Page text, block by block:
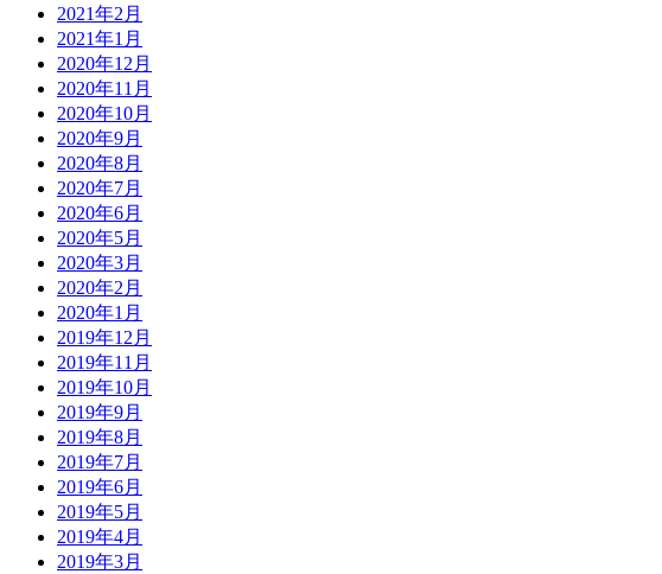
2021年2月
2021年1月
2020年12月
2020年11月
2020年10月
2020年9月
2020年8月
2020年7月
2020年6月
2020年5月
2020年3月
2020年2月
2020年1月
2019年12月
2019年11月
2019年10月
2019年9月
2019年8月
2019年7月
2019年6月
2019年5月
2019年4月
2019年3月